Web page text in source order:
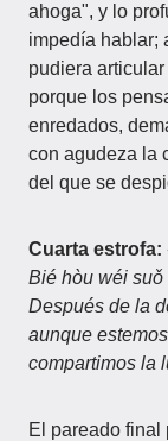
ahoga", y lo
impedía hablar;
pudiera
porque los
enredados,
con agudeza la
del que se
Cuarta estrofa:
Bié hòu wéi suǒ
Después de la
aunque
compartimos la
El pareado final